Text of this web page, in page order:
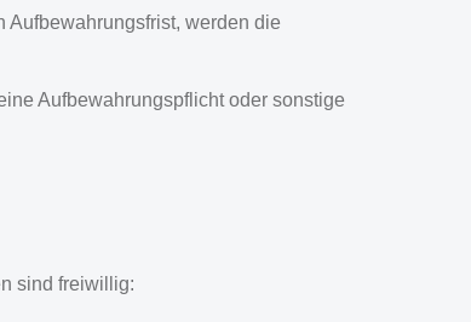
Aufbewahrungsfrist, werden die
Aufbewahrungspflicht oder sonstige
sind freiwillig: